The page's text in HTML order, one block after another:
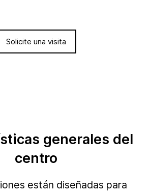
Solicite una visita
generales del
centro
están diseñadas para